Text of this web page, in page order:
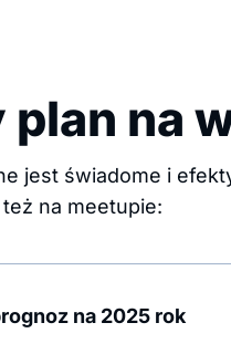
plan na
jest świadome i
na meetupie:
na 2025 rok